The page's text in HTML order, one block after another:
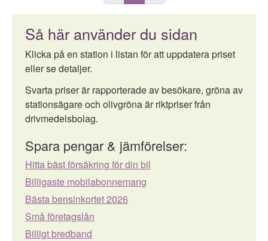
Så här använder du sidan
Klicka på en station i listan för att uppdatera priset
eller se detaljer.
Svarta priser är rapporterade av besökare, gröna av
stationsägare och olivgröna är riktpriser från
drivmedelsbolag.
Spara pengar & jämförelser:
Hitta bäst försäkring för din bil
Billigaste mobilabonnemang
Bästa bensinkortet 2026
Små företagslån
Billigt bredband